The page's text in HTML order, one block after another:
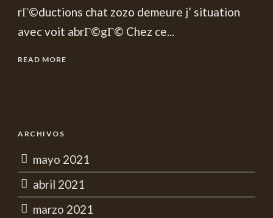
rГ©ductions chat zozo demeure j’ situation
avec voit abrГ©gГ© Chez ce...
READ MORE
ARCHIVOS
mayo 2021
abril 2021
marzo 2021